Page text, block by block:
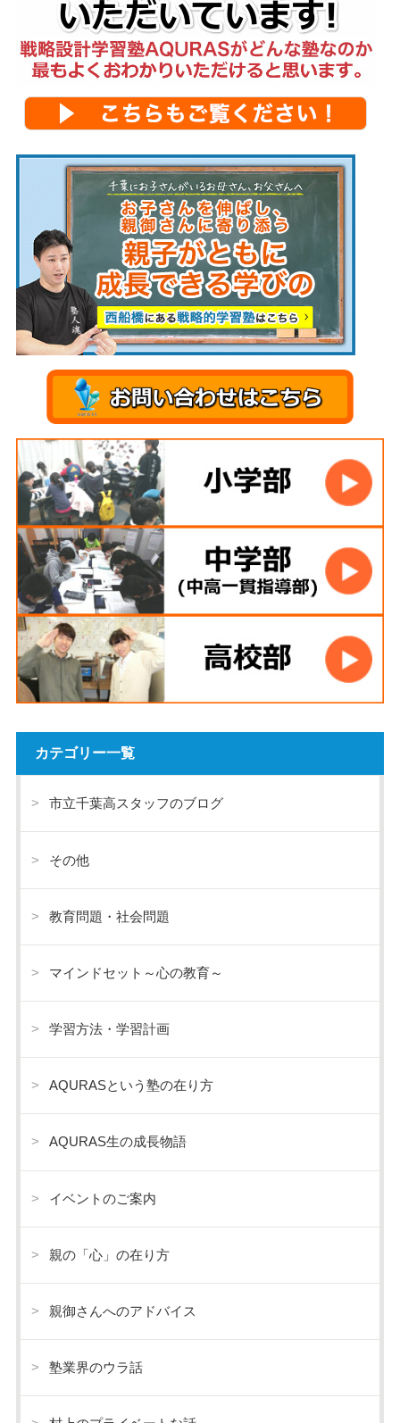
カテゴリー一覧
市立千葉高スタッフのブログ
その他
教育問題・社会問題
マインドセット～心の教育～
学習方法・学習計画
AQURASという塾の在り方
AQURAS生の成長物語
イベントのご案内
親の「心」の在り方
親御さんへのアドバイス
塾業界のウラ話